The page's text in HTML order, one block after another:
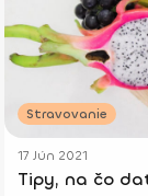
Stravovanie
17 Jún 2021
Tipy, na čo